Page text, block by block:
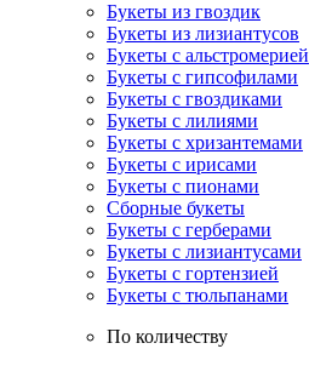
Букеты из гвоздик
Букеты из лизиантусов
Букеты с альстромерией
Букеты с гипсофилами
Букеты с гвоздиками
Букеты с лилиями
Букеты с хризантемами
Букеты с ирисами
Букеты с пионами
Сборные букеты
Букеты с герберами
Букеты с лизиантусами
Букеты с гортензией
Букеты с тюльпанами
По количеству